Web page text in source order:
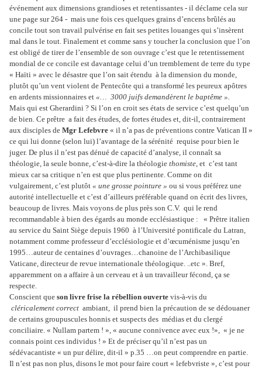
événement aux dimensions grandioses et retentissantes - il déclame cela sur
une page sur 264 - mais une fois ces quelques grains d’encens brûlés au
concile tout son travail pulvérise en fait ses petites louanges qui s’insèrent
mal dans le tout. Finalement et comme sans y toucher la conclusion que l’on
est obligé de tirer de l’ensemble de son ouvrage c’est que le retentissement
mondial de ce concile est davantage celui d’un tremblement de terre du type
« Haïti » avec le désastre que l’on sait étendu à la dimension du monde,
plutôt qu’un vent violent de Pentecôte qui a transformé les peureux apôtres
en ardents missionnaires et «… 3000 juifs demandèrent le baptême ».
Mais qui est Gherardini ? Si l’on en croit ses états de service c’est quelqu’un
de bien. Ce prêtre a fait des études, de fortes études et, dit-il, contrairement
aux disciples de Mgr Lefebvre « il n’a pas de préventions contre Vatican II »
ce qui lui donne (selon lui) l’avantage de la sérénité requise pour bien le
juger. De plus il n’est pas dénué de capacité d’analyse, il connaît sa
théologie, la seule bonne, c’est-à-dire la théologie thomiste, et c’est tant
mieux car sa critique n’en est que plus pertinente. Comme on dit
vulgairement, c’est plutôt « une grosse pointure » ou si vous préférez une
autorité intellectuelle et c’est d’ailleurs préférable quand on écrit des livres,
beaucoup de livres. Mais voyons de plus près son C.V. qui le rend
recommandable à bien des égards au monde ecclésiastique : « Prêtre italien
au service du Saint Siège depuis 1960 à l’Université pontificale du Latran,
notamment comme professeur d’ecclésiologie et d’œcuménisme jusqu’en
1995…auteur de centaines d’ouvrages…chanoine de l’Archibasilique
Vaticane, directeur de revue internationale théologique. ..etc ». Bref,
apparemment on a affaire à un cerveau et à un travailleur fécond, ça se
respecte.
Conscient que son livre frise la rébellion ouverte vis-à-vis du
cléricalement correct ambiant, il prend bien la précaution de se dédouaner
de certains groupuscules honnis et suspects des médias et du clergé
conciliaire. « Nullam partem ! », « aucune connivence avec eux !», « je ne
connais point ces individus ! » Et de préciser qu’il n’est pas un
sédévacantiste « un pur délire, dit-il » p.35 …on peut comprendre en partie.
Il n’est pas non plus, disons le mot pour faire court « lefebvriste », c’est pour